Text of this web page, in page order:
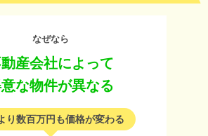
なぜなら
産会社によって
な物件が異なる
り数百万円も価格が変わる